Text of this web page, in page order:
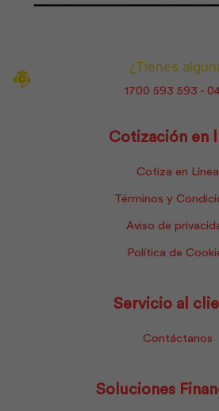
¿Tienes
1700 593 593 -
Cotización en
Cotiza en Línea
Términos y
Aviso de
Política de
Servicio al
Contáctanos
Soluciones